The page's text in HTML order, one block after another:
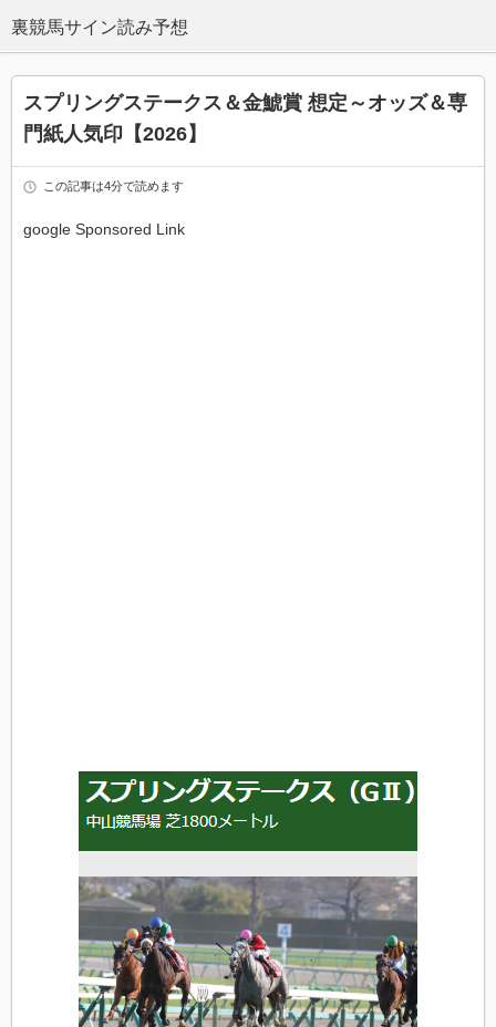
スプリングステークス＆金鯱賞 想定～オッズ＆専
門紙人気印【2026】
この記事は4分で読めます
google Sponsored Link